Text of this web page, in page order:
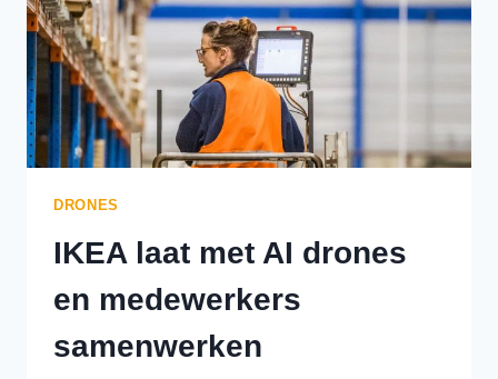
GRENZENVAN
LOGISTIEKE
SECTOR
DRONES
IKEA laat met AI drones
en medewerkers
samenwerken